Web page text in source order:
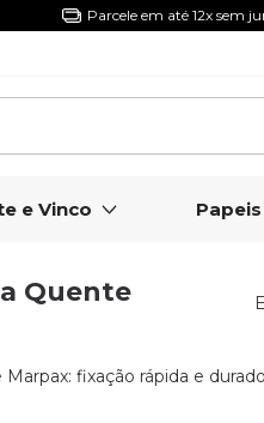
e Vinco Papeis
Quente
fixação rápida e